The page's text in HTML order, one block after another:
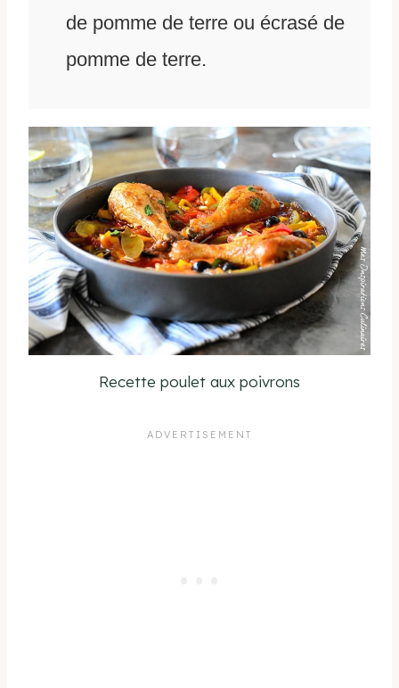
de pomme de terre ou écrasé de
pomme de terre.
Recette poulet aux poivrons